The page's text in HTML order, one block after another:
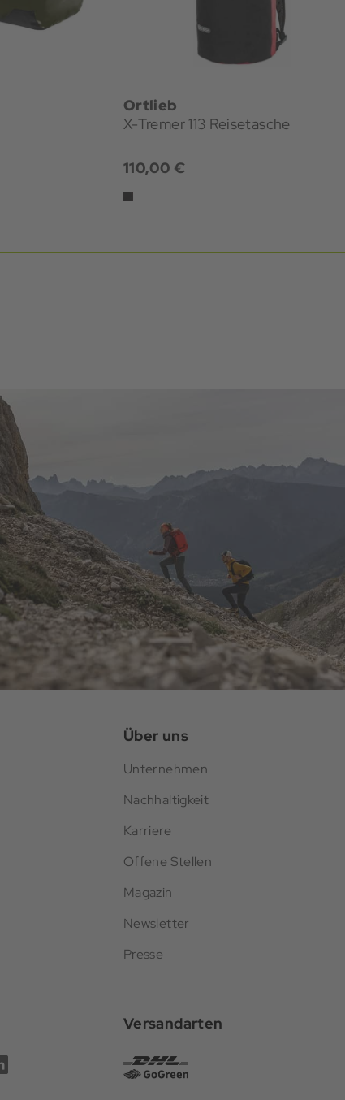
Ortlieb
X-Tremer 113 Reisetasche
110,00 €
Über uns
Unternehmen
Nachhaltigkeit
Karriere
Offene Stellen
Magazin
Newsletter
Presse
Versandarten